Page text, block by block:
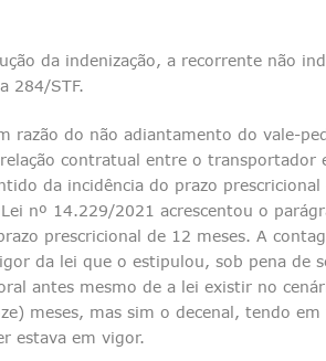
da indenização, a recorrente não
284/STF.
razão do não adiantamento do vale-
contratual entre o transportador
da incidência do prazo
nº 14.229/2021 acrescentou o
prescricional de 12 meses. A
da lei que o estipulou, sob pena de
antes mesmo de a lei existir no
meses, mas sim o decenal, tendo
estava em vigor.